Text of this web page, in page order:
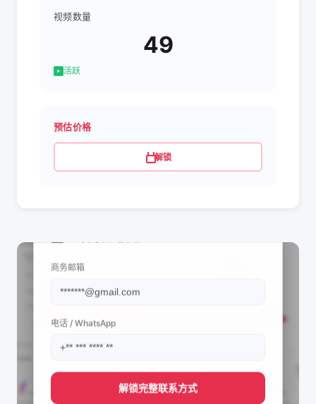
视频数量
49
活跃
预估价格
解锁
商务邮箱
电话 / WhatsApp
解锁完整联系方式